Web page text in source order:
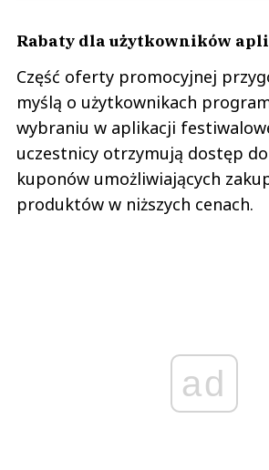
Rabaty dla użytkowników
Część oferty promocyjnej
myślą o użytkownikach
wybraniu w aplikacji
uczestnicy otrzymują dostęp
kuponów umożliwiających
produktów w niższych cenach.
ad